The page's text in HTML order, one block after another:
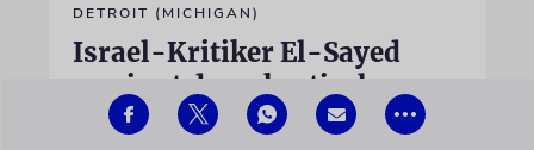
•••
DETROIT (MICHIGAN)
Israel-Kritiker El-Sayed
gewinnt demokratische
Vorwahl für Senat